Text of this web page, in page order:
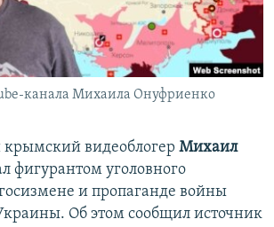
КРЫМА
RLканала Михаила Онуфриенко
видеоблогер Михаил
фигурантом уголовного
и пропаганде войны
Об этом сообщил источник